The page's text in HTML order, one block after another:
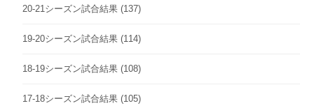
20-21シーズン試合結果 (137)
19-20シーズン試合結果 (114)
18-19シーズン試合結果 (108)
17-18シーズン試合結果 (105)